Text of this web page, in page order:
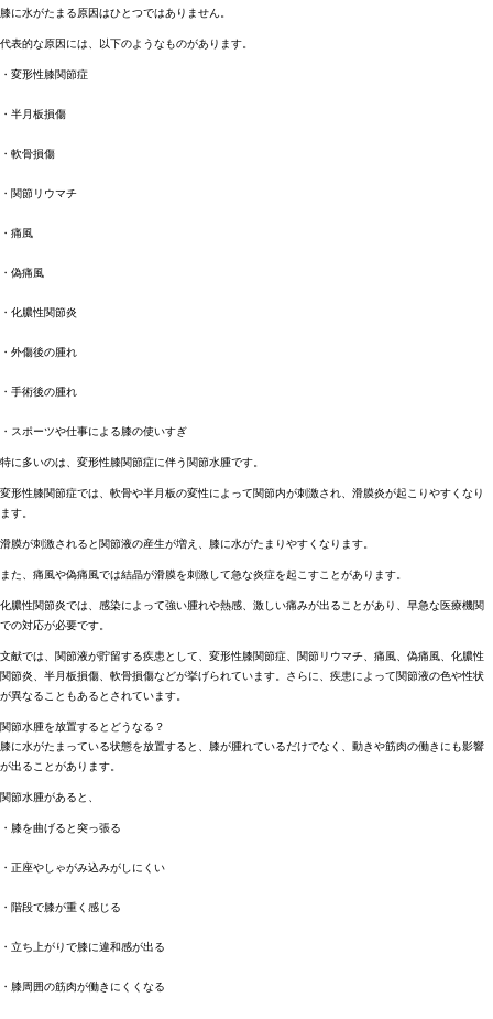
膝に水がたまる原因はひとつではありません。
代表的な原因には、以下のようなものがあります。
・変形性膝関節症
・半月板損傷
・軟骨損傷
・関節リウマチ
・痛風
・偽痛風
・化膿性関節炎
・外傷後の腫れ
・手術後の腫れ
・スポーツや仕事による膝の使いすぎ
特に多いのは、変形性膝関節症に伴う関節水腫です。
変形性膝関節症では、軟骨や半月板の変性によって関節内が刺激され、滑膜炎が起こりやすくなり
ます。
滑膜が刺激されると関節液の産生が増え、膝に水がたまりやすくなります。
また、痛風や偽痛風では結晶が滑膜を刺激して急な炎症を起こすことがあります。
化膿性関節炎では、感染によって強い腫れや熱感、激しい痛みが出ることがあり、早急な医療機関
での対応が必要です。
文献では、関節液が貯留する疾患として、変形性膝関節症、関節リウマチ、痛風、偽痛風、化膿性
関節炎、半月板損傷、軟骨損傷などが挙げられています。さらに、疾患によって関節液の色や性状
が異なることもあるとされています。
関節水腫を放置するとどうなる？
膝に水がたまっている状態を放置すると、膝が腫れているだけでなく、動きや筋肉の働きにも影響
が出ることがあります。
関節水腫があると、
・膝を曲げると突っ張る
・正座やしゃがみ込みがしにくい
・階段で膝が重く感じる
・立ち上がりで膝に違和感が出る
・膝周囲の筋肉が働きにくくなる